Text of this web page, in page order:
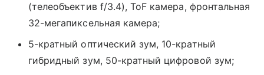
(телеобъектив f/3.4), ToF камера, фронтальная
32-мегапиксельная камера;
5-кратный оптический зум, 10-кратный
гибридный зум, 50-кратный цифровой зум;